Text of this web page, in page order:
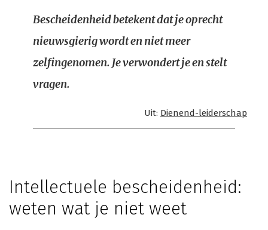
Bescheidenheid betekent dat je oprecht
nieuwsgierig wordt en niet meer
zelfingenomen. Je verwondert je en stelt
vragen.
Uit: Dienend-leiderschap
Intellectuele bescheidenheid:
weten wat je niet weet